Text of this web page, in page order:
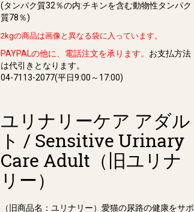
(タンパク質32％の内:チキンを含む動物性タンパク
質78％)
2kgの商品は画像と異なる袋に入っています。
PAYPALの他に、電話注文を承ります。 お支払方法
は代引きとなります。
04-7113-2077(平日9:00～17:00)
ユリナリーケア アダル
ト / Sensitive Urinary
Care Adult（旧ユリナ
リー）
（旧商品名：ユリナリー）愛猫の尿路の健康をサポ